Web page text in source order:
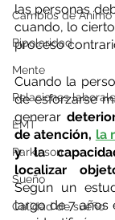
Cambios de Ánimo
Bipolaridad
Mente
Relaciones
EMT
Parkinson
Sueño
Calidad de sueño
las personas
cuando, lo
proceso
Cuando la
de esforzarse
generar
de atención, la
y la
localizar
Según un
largo de 7 años